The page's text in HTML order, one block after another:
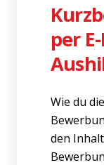
per
Wie du
den